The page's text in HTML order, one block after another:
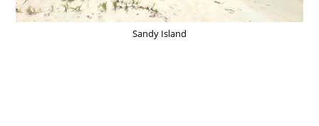
Sandy Island